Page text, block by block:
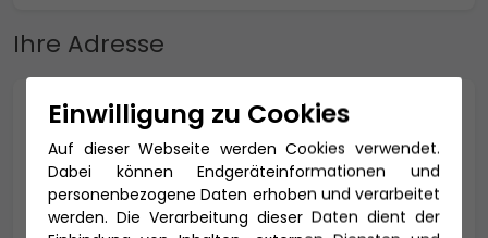
Ihre Adresse
Anrede *
Titel
Einwilligung zu Cookies
Auf dieser Webseite werden Cookies verwendet.
Dabei können Endgeräteinformationen und
personenbezogene Daten erhoben und verarbeitet
werden. Die Verarbeitung dieser Daten dient der